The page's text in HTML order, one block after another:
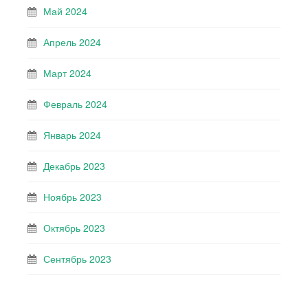
Май 2024
Апрель 2024
Март 2024
Февраль 2024
Январь 2024
Декабрь 2023
Ноябрь 2023
Октябрь 2023
Сентябрь 2023